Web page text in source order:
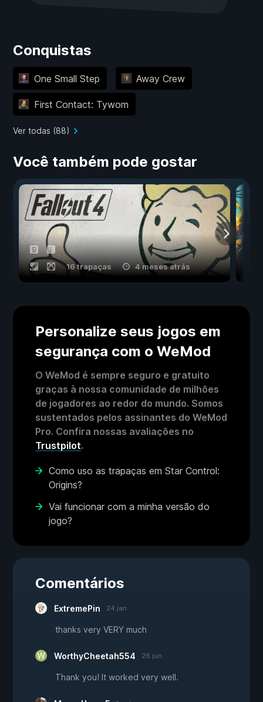
Conquistas
One Small Step Away Crew
First Contact: Tywom
Ver todas (88)
Você também pode gostar
16 trapaças 4 meses atrás
Personalize seus jogos em
segurança com o WeMod
O WeMod é sempre seguro e gratuito
graças à nossa comunidade de milhões
de jogadores ao redor do mundo. Somos
sustentados pelos assinantes do WeMod
Pro. Confira nossas avaliações no
Trustpilot.
Como uso as trapaças em Star Control:
Origins?
Vai funcionar com a minha versão do
jogo?
Comentários
ExtremePin 24 jan
thanks very VERY much
WorthyCheetah554 26 jun
Thank you! It worked very well.